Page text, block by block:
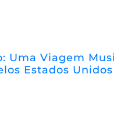
Uma Viagem
Estados Unidos